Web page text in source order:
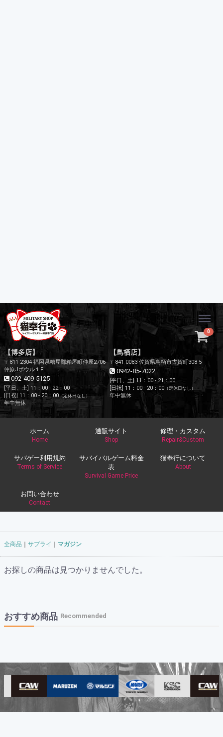
【博多店】
〒811-2304 福岡県糟屋郡粕屋町仲原2706
仲原Jボウル１F
092-409-5125
[平日、土] 11：00 - 22：00
[日祝] 11：00 - 20：00 （定休日なし）
年中無休
【鳥栖店】
〒841-0083 佐賀県鳥栖市古賀町308-5
0942-85-7022
[平日、土] 11：00 - 21：00
[日祝] 11：00 - 20：00 （定休日なし）
年中無休
0
Menu
ホーム
Home
通販サイト
Shop
修理・カスタム
Repair&Custom
サバゲー利用規約
Terms of Service
サバイバルゲーム料金
表
Survival Game Price
猫奉行について
About
お問い合わせ
Contact
全商品 サプライ マガジン
お探しの商品は見つかりませんでした。
おすすめ商品 Recommended